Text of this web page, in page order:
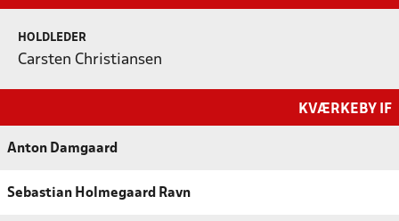
HOLDLEDER
Carsten Christiansen
KVÆRKEBY IF
Anton Damgaard
Sebastian Holmegaard Ravn